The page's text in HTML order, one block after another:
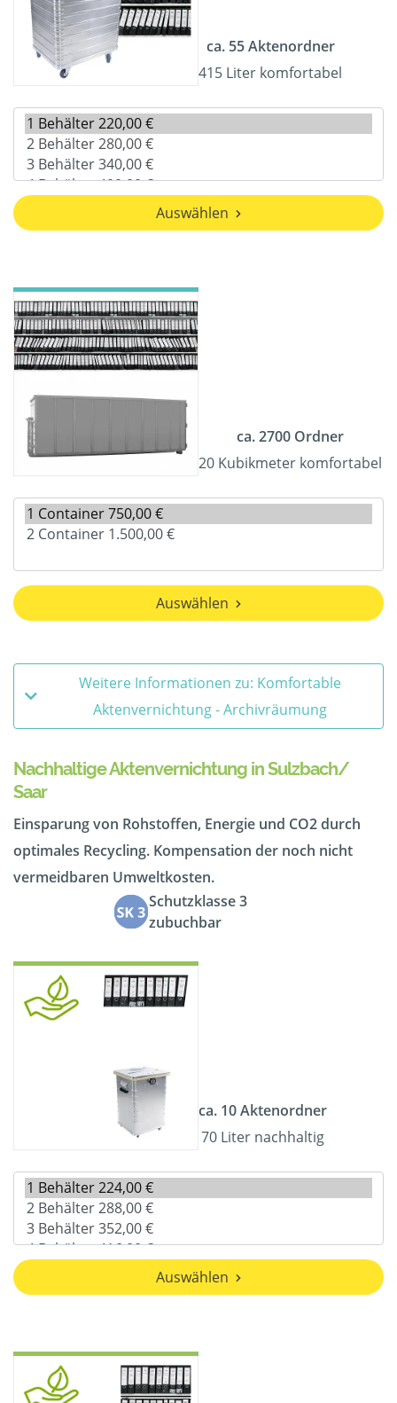
ca. 55 Aktenordner
415 Liter komfortabel
Auswählen
ca. 2700 Ordner
20 Kubikmeter komfortabel
Auswählen
Weitere Informationen zu: Komfortable
Aktenvernichtung - Archivräumung
Nachhaltige Aktenvernichtung in Sulzbach/
Saar
Einsparung von Rohstoffen, Energie und CO2 durch
optimales Recycling. Kompensation der noch nicht
vermeidbaren Umweltkosten.
Schutzklasse 3
zubuchbar
ca. 10 Aktenordner
70 Liter nachhaltig
Auswählen